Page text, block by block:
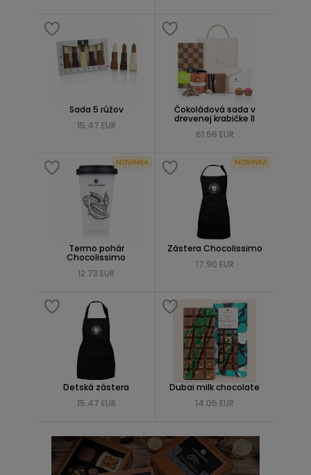
Sada 5 rúžov
15.47 EUR
Čokoládová sada v
drevenej krabičke II
61.66 EUR
NOVINKA
Termo pohár
Chocolissimo
12.73 EUR
NOVINKA
Zástera Chocolissimo
17.90 EUR
Detská zástera
15.47 EUR
Dubai milk chocolate
14.05 EUR